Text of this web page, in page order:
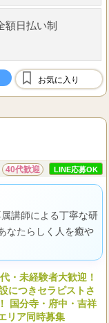
額日払い制
お気に入り
40代歓迎 LINE応募OK
講師による丁寧な研
なたらしく人を癒や
・未経験者大歓迎！
につきセラピストさ
国分寺・府中・吉祥
リア同時募集